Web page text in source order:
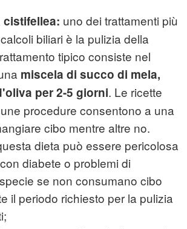
cistifellea: uno dei trattamenti più
biliari è la pulizia della
tipico consiste nel
miscela di succo di mela,
per 2-5 giorni. Le ricette
procedure consentono a una
cibo mentre altre no.
dieta può essere pericolosa
diabete o problemi di
se non consumano cibo
il periodo richiesto per la pulizia